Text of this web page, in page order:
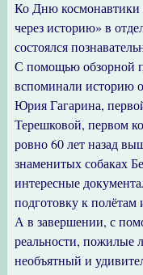
Ко Дню космонавтики
через историю» в
состоялся
С помощью обзорной
вспоминали историю
Юрия Гагарина,
Терешковой, первом
ровно 60 лет назад
знаменитых собаках
интересные
подготовку к полётам
А в завершении, с
реальности, пожилые
необъятный и